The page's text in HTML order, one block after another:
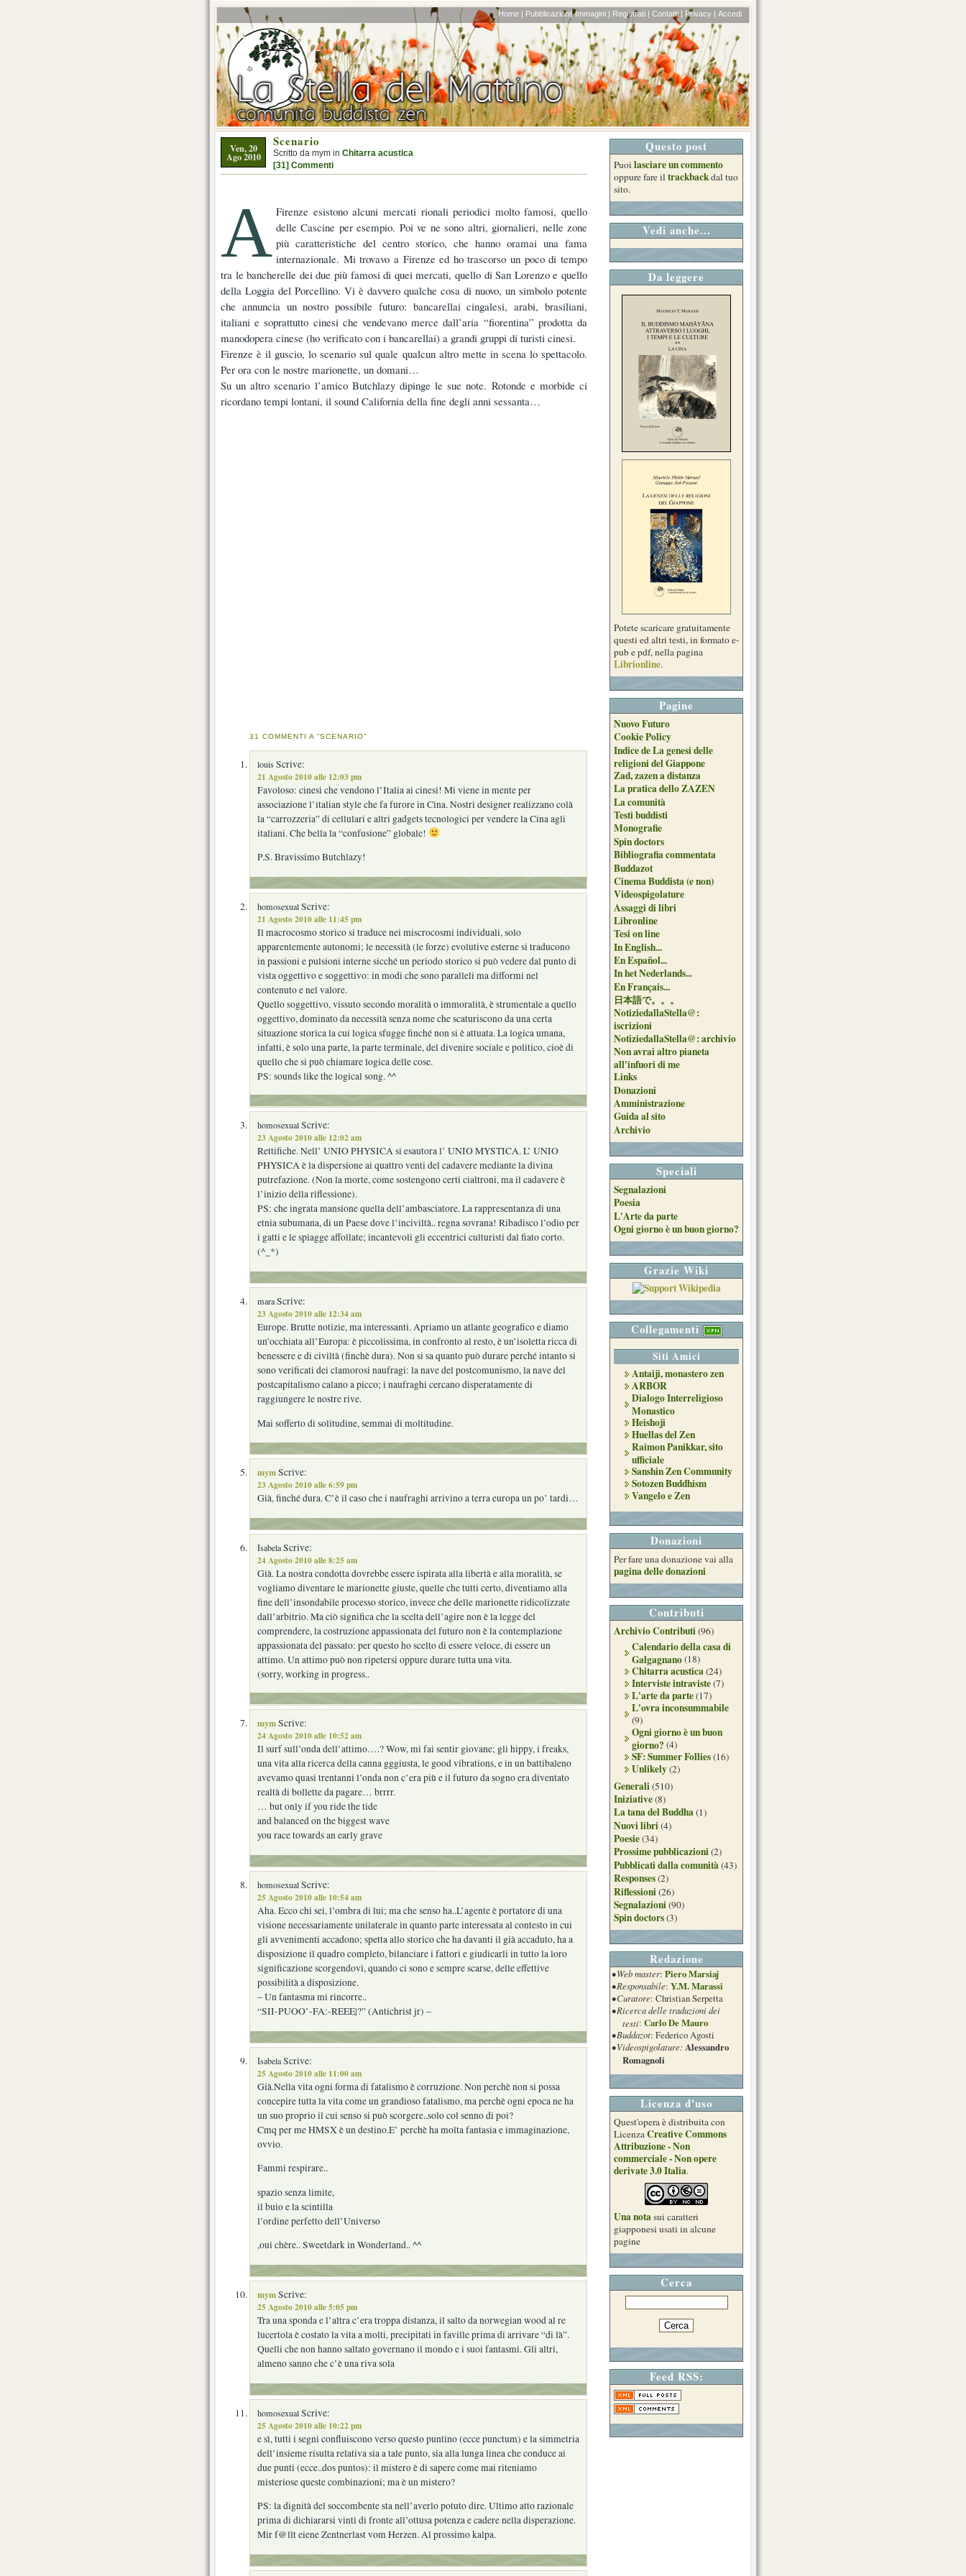
Home | Pubblicazioni| Immagini | Registrati | Contatti | Privacy | Accedi
Ven, 20
Ago 2010
Scenario
Scritto da mym in Chitarra acustica
[31] Commenti
A Firenze esistono alcuni mercati rionali periodici molto famosi, quello
delle Cascine per esempio. Poi ve ne sono altri, giornalieri, nelle zone
più caratteristiche del centro storico, che hanno oramai una fama
internazionale. Mi trovavo a Firenze ed ho trascorso un poco di tempo
tra le bancherelle dei due più famosi di quei mercati, quello di San Lorenzo e quello
della Loggia del Porcellino. Vi è davvero qualche cosa di nuovo, un simbolo potente
che annuncia un nostro possibile futuro: bancarellai cingalesi, arabi, brasiliani,
italiani e soprattutto cinesi che vendevano merce dall’aria “fiorentina” prodotta da
manodopera cinese (ho verificato con i bancarellai) a grandi gruppi di turisti cinesi.
Firenze è il guscio, lo scenario sul quale qualcun altro mette in scena lo spettacolo.
Per ora con le nostre marionette, un domani…
Su un altro scenario l’amico Butchlazy dipinge le sue note. Rotonde e morbide ci
ricordano tempi lontani, il sound California della fine degli anni sessanta…
31 COMMENTI A “SCENARIO”
louisScrive:
21 Agosto 2010 alle 12:03 pm
Favoloso: cinesi che vendono l’Italia ai cinesi! Mi viene in mente per
associazione l’italian style che fa furore in Cina. Nostri designer realizzano colà
la “carrozzeria” di cellulari e altri gadgets tecnologici per vendere la Cina agli
italiani. Che bella la “confusione” globale!
P.S. Bravissimo Butchlazy!
homosexualScrive:
21 Agosto 2010 alle 11:45 pm
Il macrocosmo storico si traduce nei miscrocosmi individuali, solo
apparentemente autonomi; le necessità (le forze) evolutive esterne si traducono
in passioni e pulsioni interne sicché un periodo storico si può vedere dal punto di
vista oggettivo e soggettivo: in modi che sono paralleli ma difformi nel
contenuto e nel valore.
Quello soggettivo, vissuto secondo moralità o immoralità, è strumentale a quello
oggettivo, dominato da necessità senza nome che scaturiscono da una certa
situazione storica la cui logica sfugge finché non si è attuata. La logica umana,
infatti, è solo una parte, la parte terminale, del divenire sociale e politico, cioè di
quello che si può chiamare logica delle cose.
PS: sounds like the logical song. ^^
homosexualScrive:
23 Agosto 2010 alle 12:02 am
Rettifiche. Nell’ UNIO PHYSICA si esautora l’ UNIO MYSTICA. L’ UNIO
PHYSICA è la dispersione ai quattro venti del cadavere mediante la divina
putrefazione. (Non la morte, come sostengono certi cialtroni, ma il cadavere è
l’inizio della riflessione).
PS: che ingrata mansione quella dell’ambasciatore. La rappresentanza di una
etnia subumana, di un Paese dove l’inciviltà.. regna sovrana! Ribadisco l’odio per
i gatti e le spiagge affollate; incantevoli gli eccentrici culturisti dal fiato corto.
(^_*)
maraScrive:
23 Agosto 2010 alle 12:34 am
Europe. Brutte notizie, ma interessanti. Apriamo un atlante geografico e diamo
un’occhiata all’Europa: è piccolissima, in confronto al resto, è un’isoletta ricca di
benessere e di civiltà (finchè dura). Non si sa quanto può durare perché intanto si
sono verificati dei clamorosi naufragi: la nave del postcomunismo, la nave del
postcapitalismo calano a picco; i naufraghi cercano disperatamente di
raggiungere le nostre rive.
Mai sofferto di solitudine, semmai di moltitudine.
mymScrive:
23 Agosto 2010 alle 6:59 pm
Già, finché dura. C’è il caso che i naufraghi arrivino a terra europa un po’ tardi…
IsabelaScrive:
24 Agosto 2010 alle 8:25 am
Già. La nostra condotta dovrebbe essere ispirata alla libertà e alla moralità, se
vogliamo diventare le marionette giuste, quelle che tutti certo, diventiamo alla
fine dell’insondabile processo storico, invece che delle marionette ridicolizzate
dall’arbitrio. Ma ciò significa che la scelta dell’agire non è la legge del
comprendere, la costruzione appassionata del futuro non è la contemplazione
appassionata del passato: per questo ho scelto di essere veloce, di essere un
attimo. Un attimo può non ripetersi oppure durare tutta una vita.
(sorry, working in progress..
mymScrive:
24 Agosto 2010 alle 10:52 am
Il surf sull’onda dell’attimo….? Wow, mi fai sentir giovane; gli hippy, i freaks,
una vita alla ricerca della canna gggiusta, le good vibrations, e in un battibaleno
avevamo quasi trentanni l’onda non c’era più e il futuro da sogno era diventato
realtà di bollette da pagare… brrrr.
… but only if you ride the tide
and balanced on the biggest wave
you race towards an early grave
homosexualScrive:
25 Agosto 2010 alle 10:54 am
Aha. Ecco chi sei, l’ombra di lui; ma che senso ha..L’agente è portatore di una
visione necessariamente unilaterale in quanto parte interessata al contesto in cui
gli avvenimenti accadono; spetta allo storico che ha davanti il già accaduto, ha a
disposizione il quadro completo, bilanciare i fattori e giudicarli in tutto la loro
significazione scorgendovi, quando ci sono e sempre scarse, delle effettive
possibilità a disposizione.
– Un fantasma mi rincorre..
“SII-PUOO’-FA:-REEE|?” (Antichrist jr) –
IsabelaScrive:
25 Agosto 2010 alle 11:00 am
Già.Nella vita ogni forma di fatalismo è corruzione. Non perchè non si possa
concepire tutta la vita come un grandioso fatalismo, ma perchè ogni epoca ne ha
un suo proprio il cui senso si può scorgere..solo col senno di poi?
Cmq per me HMSX è un destino.E’ perchè ha molta fantasia e immaginazione,
ovvio.
Fammi respirare..
spazio senza limite,
il buio e la scintilla
l’ordine perfetto dell’Universo
,oui chère.. Sweetdark in Wonderland.. ^^
mymScrive:
25 Agosto 2010 alle 5:05 pm
Tra una sponda e l’altra c’era troppa distanza, il salto da norwegian wood al re
lucertola è costato la vita a molti, precipitati in faville prima di arrivare “di là”.
Quelli che non hanno saltato governano il mondo e i suoi fantasmi. Gli altri,
almeno sanno che c’è una riva sola
homosexualScrive:
25 Agosto 2010 alle 10:22 pm
e sì, tutti i segni confluiscono verso questo puntino (ecce punctum) e la simmetria
dell’insieme risulta relativa sia a tale punto, sia alla lunga linea che conduce ai
due punti (ecce..dos puntos): il mistero è di sapere come mai riteniamo
misteriose queste combinazioni; ma è un mistero?
PS: la dignità del soccombente sta nell’averlo potuto dire. Ultimo atto razionale
prima di dichiararsi vinti di fronte all’ottusa potenza e cadere nella disperazione.
Mir f@llt eiene Zentnerlast vom Herzen. Al prossimo kalpa.
Questo post
Puoi lasciare un commento
oppure fare il trackbackdal tuo
sito.
Vedi anche...
Da leggere
Potete scaricare gratuitamente
questi ed altri testi, in formato e-
pub e pdf, nella pagina
Librionline.
Pagine
Nuovo Futuro
Cookie Policy
Indice de La genesi delle
religioni del Giappone
Zad, zazen a distanza
La pratica dello ZAZEN
La comunità
Testi buddisti
Monografie
Spin doctors
Bibliografia commentata
Buddazot
Cinema Buddista (e non)
Videospigolature
Assaggi di libri
Libronline
Tesi on line
In English...
En Español...
In het Nederlands...
En Français...
日本語で。。。
NotiziedallaStella@:
iscrizioni
NotiziedallaStella@: archivio
Non avrai altro pianeta
all'infuori di me
Links
Donazioni
Amministrazione
Guida al sito
Archivio
Speciali
Segnalazioni
Poesia
L'Arte da parte
Ogni giorno è un buon giorno?
Grazie Wiki
Collegamenti
Siti Amici
Antaiji, monastero zen
ARBOR
Dialogo Interreligioso
Monastico
Heishoji
Huellas del Zen
Raimon Panikkar, sito
ufficiale
Sanshin Zen Community
Sotozen Buddhism
Vangelo e Zen
Donazioni
Per fare una donazione vai alla
pagina delle donazioni
Contributi
Archivio Contributi(96)
Calendario della casa di
Galgagnano(18)
Chitarra acustica(24)
Interviste intraviste(7)
L'arte da parte(17)
L'ovra inconsummabile
(9)
Ogni giorno è un buon
giorno? (4)
SF: Summer Follies(16)
Unlikely(2)
Generali(510)
Iniziative(8)
La tana del Buddha(1)
Nuovi libri(4)
Poesie(34)
Prossime pubblicazioni(2)
Pubblicati dalla comunità(43)
Responses(2)
Riflessioni(26)
Segnalazioni(90)
Spin doctors(3)
Redazione
• Web master: Piero Marsiaj
• Responsabile: Y.M. Marassi
• Curatore: Christian Serpetta
• Ricerca delle traduzioni dei
testi: Carlo De Mauro
• Buddazot: Federico Agosti
• Videospigolature:Alessandro
Romagnoli
Licenza d'uso
Quest'opera è distribuita con
LicenzaCreative Commons
Attribuzione - Non
commerciale - Non opere
derivate 3.0 Italia.
Una notasui caratteri
giapponesi usati in alcune
pagine
Cerca
Feed RSS: